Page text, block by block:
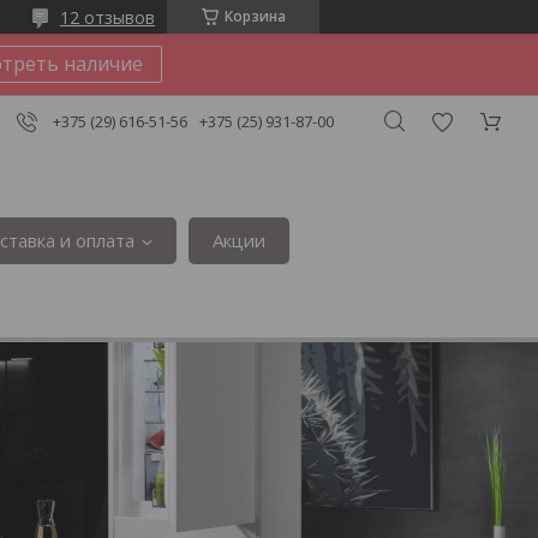
Корзина
12 отзывов
наличие
+375 (29) 616-51-56 +375 (25) 931-87-00
и оплата Акции